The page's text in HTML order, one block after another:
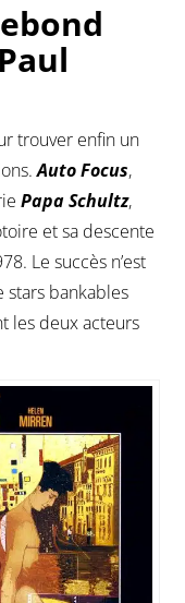
trouver enfin un
Auto Focus,
Papa Schultz,
et sa descente
Le succès n’est
stars bankables
les deux acteurs